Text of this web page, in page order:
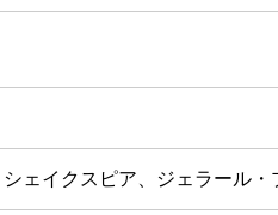
ェイクスピア、ジェラール・